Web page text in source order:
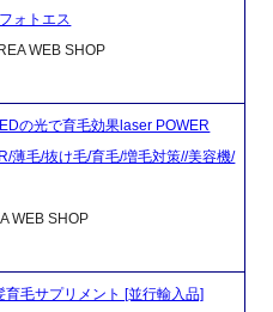
ォトエス
WEB SHOP
の光で育毛効果laser POWER
薄毛/抜け毛/育毛/増毛対策//美容機/
WEB SHOP
毛サプリメント [並行輸入品]